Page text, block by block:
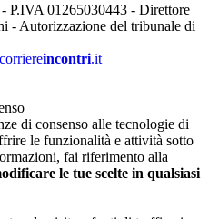
01265030443 - Direttore
- Autorizzazione del tribunale di
corriereincontri.it
di consenso alle tecnologie di
le funzionalità e attività sotto
fai riferimento alla
le tue scelte in qualsiasi